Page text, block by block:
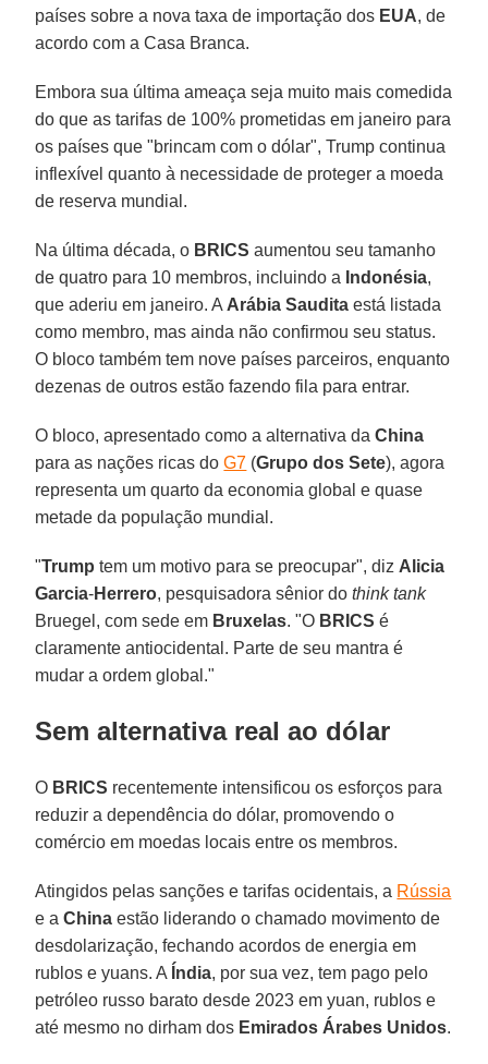
países sobre a nova taxa de importação dos EUA, de
acordo com a Casa Branca.
Embora sua última ameaça seja muito mais comedida
do que as tarifas de 100% prometidas em janeiro para
os países que "brincam com o dólar", Trump continua
inflexível quanto à necessidade de proteger a moeda
de reserva mundial.
Na última década, o BRICS aumentou seu tamanho
de quatro para 10 membros, incluindo a Indonésia,
que aderiu em janeiro. A Arábia Saudita está listada
como membro, mas ainda não confirmou seu status.
O bloco também tem nove países parceiros, enquanto
dezenas de outros estão fazendo fila para entrar.
O bloco, apresentado como a alternativa daChina
para as nações ricas doG7 (Grupo dos Sete), agora
representa um quarto da economia global e quase
metade da população mundial.
"Trump tem um motivo para se preocupar", diz Alicia
Garcia-Herrero, pesquisadora sênior dothink tank
Bruegel, com sede em Bruxelas. "O BRICS é
claramente antiocidental. Parte de seu mantra é
mudar a ordem global."
Sem alternativa real ao dólar
O BRICS recentemente intensificou os esforços para
reduzir a dependência do dólar, promovendo o
comércio em moedas locais entre os membros.
Atingidos pelas sanções e tarifas ocidentais, a Rússia
e aChina estão liderando o chamado movimento de
desdolarização, fechando acordos de energia em
rublos e yuans. A Índia, por sua vez, tem pago pelo
petróleo russo barato desde 2023 em yuan, rublos e
até mesmo no dirham dos Emirados Árabes Unidos.